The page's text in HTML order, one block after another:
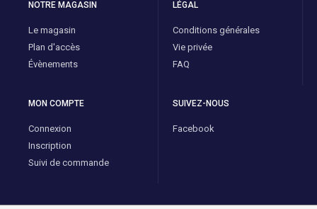
NOTRE MAGASIN
Le magasin
Plan d'accès
Évènements
LÉGAL
Conditions générales
Vie privée
FAQ
MON COMPTE
Connexion
Inscription
Suivi de commande
SUIVEZ-NOUS
Facebook